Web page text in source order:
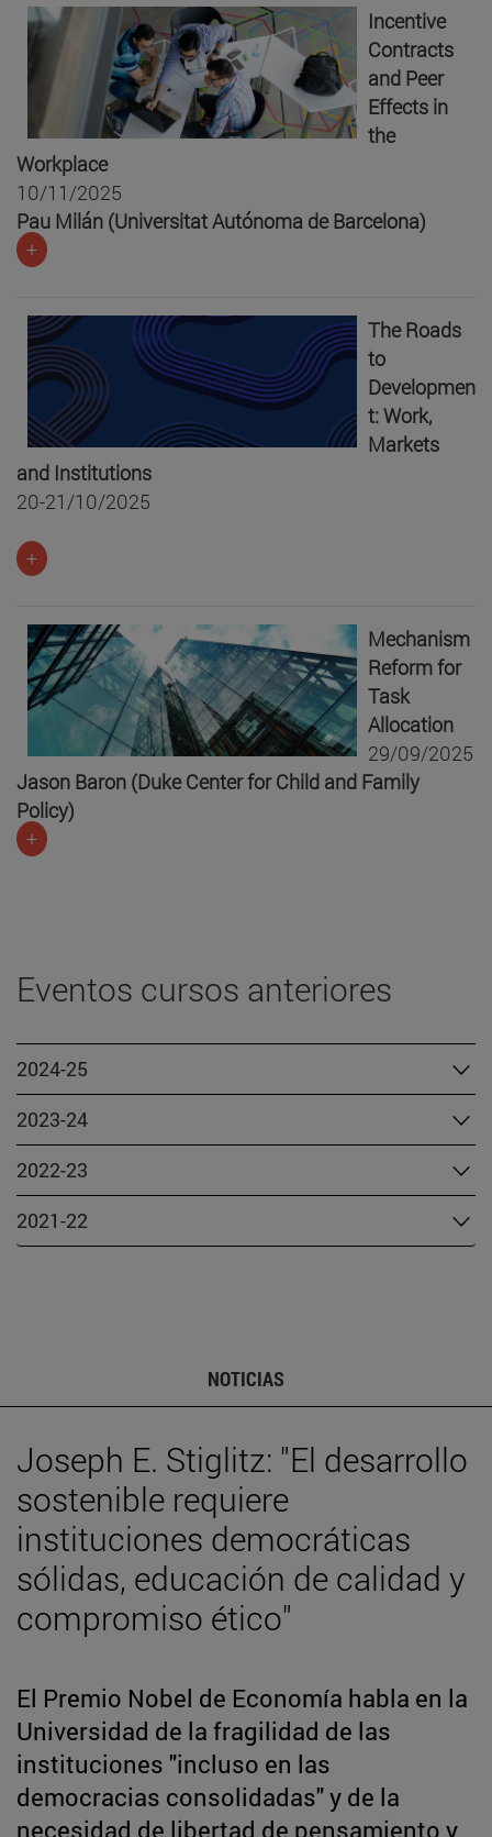
Incentive
Contracts
and Peer
Effects in
the
Workplace
10/11/2025
Pau Milán (Universitat Autónoma de Barcelona)
+
The Roads
to
Developmen
t: Work,
Markets
and Institutions
20-21/10/2025
+
Mechanism
Reform for
Task
Allocation
29/09/2025
Jason Baron (Duke Center for Child and Family
Policy)
+
Eventos cursos anteriores
2024-25
2023-24
2022-23
2021-22
NOTICIAS
Joseph E. Stiglitz: "El desarrollo
sostenible requiere
instituciones democráticas
sólidas, educación de calidad y
compromiso ético"
El Premio Nobel de Economía habla en la
Universidad de la fragilidad de las
instituciones "incluso en las
democracias consolidadas" y de la
necesidad de libertad de pensamiento y